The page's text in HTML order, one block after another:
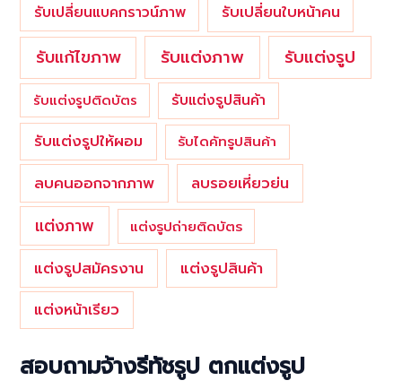
รับเปลี่ยนแบคกราวน์ภาพ รับเปลี่ยนใบหน้าคน
รับแก้ไขภาพ รับแต่งภาพ รับแต่งรูป
รับแต่งรูปติดบัตร รับแต่งรูปสินค้า
รับแต่งรูปให้ผอม รับไดคัทรูปสินค้า
ลบคนออกจากภาพ ลบรอยเหี่ยวย่น
แต่งภาพ แต่งรูปถ่ายติดบัตร
แต่งรูปสมัครงาน
แต่งรูปสินค้า
แต่งหน้าเรียว
สอบถามจ้างรีทัชรูป ตกแต่งรูป